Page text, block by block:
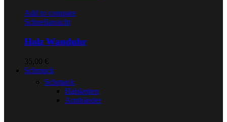
Add to compare
Schnellansicht
Holz Wanduhr
35,00 €
Schmuck
Schmuck
Halsketten
Armbänder